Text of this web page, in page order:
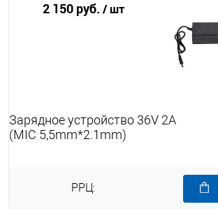
2 150 руб. / шт
Зарядное устройство 36V 2A
(MIC 5,5mm*2.1mm)
РРЦ: